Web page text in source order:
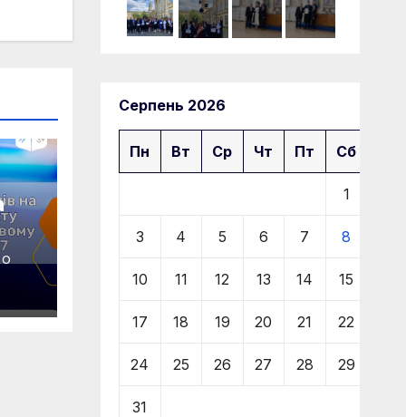
Серпень 2026
Пн Вт Ср Чт Пт Сб
1
3 4 5 6 7 8
10 11 12 13 14 15
17 18 19 20 21 22
24 25 26 27 28 29
31